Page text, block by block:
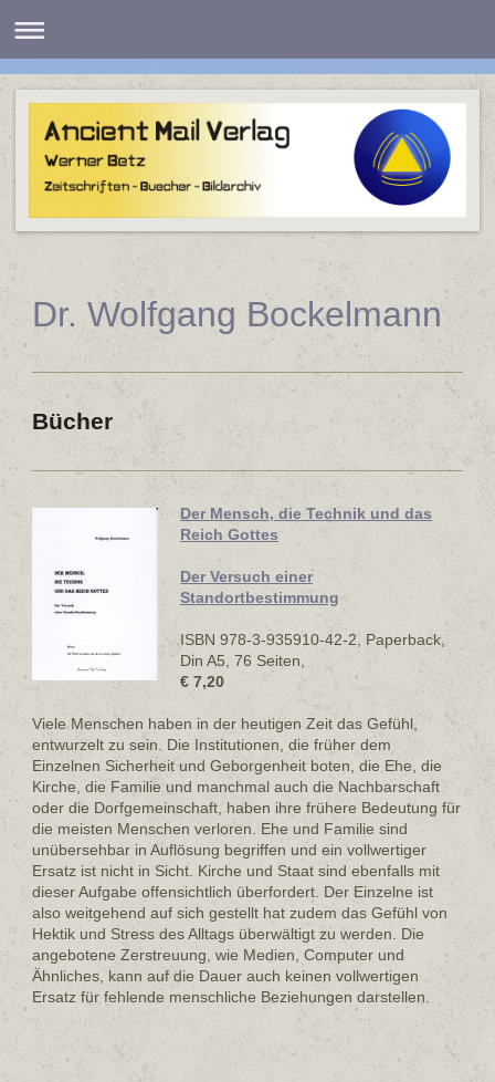
Dr. Wolfgang Bockelmann
Bücher
Der Mensch, die Technik und das
Reich Gottes
Der Versuch einer
Standortbestimmung
ISBN 978-3-935910-42-2, Paperback,
Din A5, 76 Seiten,
€ 7,20
Viele Menschen haben in der heutigen Zeit das Gefühl,
entwurzelt zu sein. Die Institutionen, die früher dem
Einzelnen Sicherheit und Geborgenheit boten, die Ehe, die
Kirche, die Familie und manchmal auch die Nachbarschaft
oder die Dorfgemeinschaft, haben ihre frühere Bedeutung für
die meisten Menschen verloren. Ehe und Familie sind
unübersehbar in Auflösung begriffen und ein vollwertiger
Ersatz ist nicht in Sicht. Kirche und Staat sind ebenfalls mit
dieser Aufgabe offensichtlich überfordert. Der Einzelne ist
also weitgehend auf sich gestellt hat zudem das Gefühl von
Hektik und Stress des Alltags überwältigt zu werden. Die
angebotene Zerstreuung, wie Medien, Computer und
Ähnliches, kann auf die Dauer auch keinen vollwertigen
Ersatz für fehlende menschliche Beziehungen darstellen.